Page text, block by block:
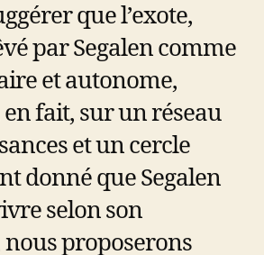
que l’exote,
par Segalen comme
et autonome,
en fait, sur un réseau
et un cercle
donné que Segalen
selon son
proposerons